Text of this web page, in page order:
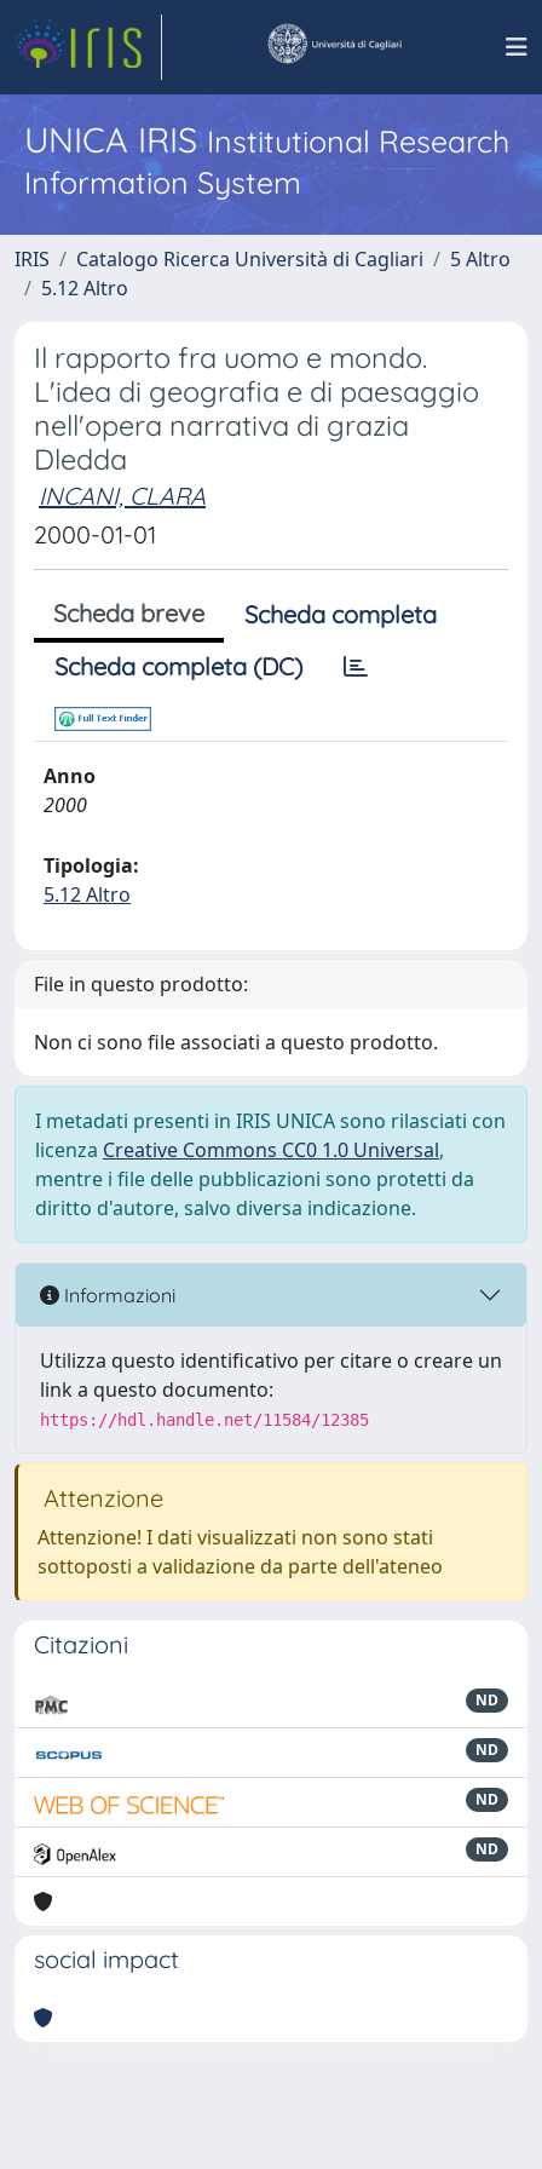
UNICA IRISInstitutional Research
Information System
IRIS Catalogo Ricerca Università di Cagliari
5 Altro
5.12 Altro
Il rapporto fra uomo e mondo.
L'idea di geografia e di paesaggio
nell'opera narrativa di grazia
Dledda
INCANI, CLARA
2000-01-01
Scheda breve
Scheda completa
Scheda completa (DC)
Anno
2000
Tipologia:
5.12 Altro
File in questo prodotto:
Non ci sono file associati a questo prodotto.
I metadati presenti in IRIS UNICA sono rilasciati con
licenza Creative Commons CC0 1.0 Universal,
mentre i file delle pubblicazioni sono protetti da
diritto d'autore, salvo diversa indicazione.
Informazioni
Utilizza questo identificativo per citare o creare un
link a questo documento:
https://hdl.handle.net/11584/12385
Attenzione
Attenzione! I dati visualizzati non sono stati
sottoposti a validazione da parte dell'ateneo
Citazioni
ND
ND
ND
ND
social impact